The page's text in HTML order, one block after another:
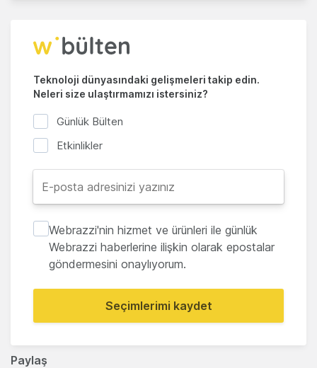
Paylaş
Teknoloji dünyasındaki gelişmeleri takip edin.
Neleri size ulaştırmamızı istersiniz?
Günlük Bülten
Etkinlikler
Webrazzi'nin hizmet ve ürünleri ile günlük
Webrazzi haberlerine ilişkin olarak epostalar
göndermesini onaylıyorum.
Seçimlerimi kaydet